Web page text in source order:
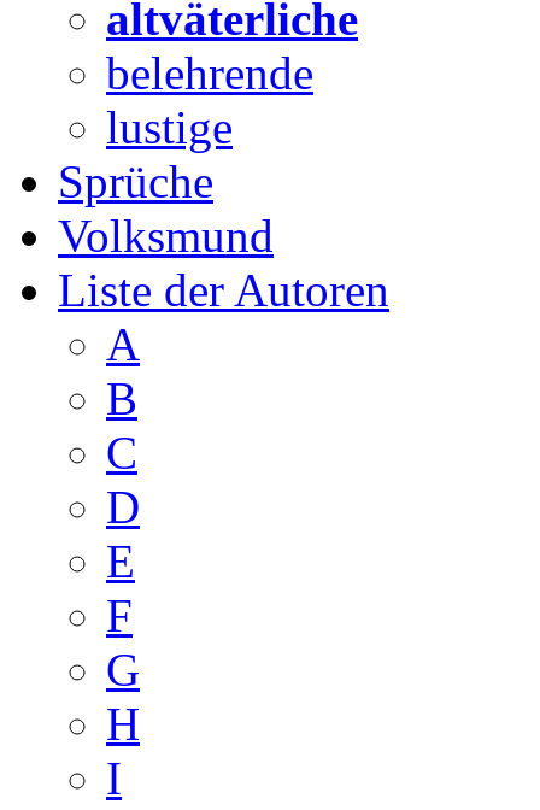
altväterliche
belehrende
lustige
Sprüche
Volksmund
Liste der Autoren
A
B
C
D
E
F
G
H
I